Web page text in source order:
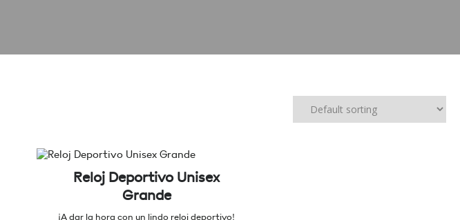
Reloj Deportivo Unisex
Grande
¡A dar la hora con un lindo reloj deportivo!